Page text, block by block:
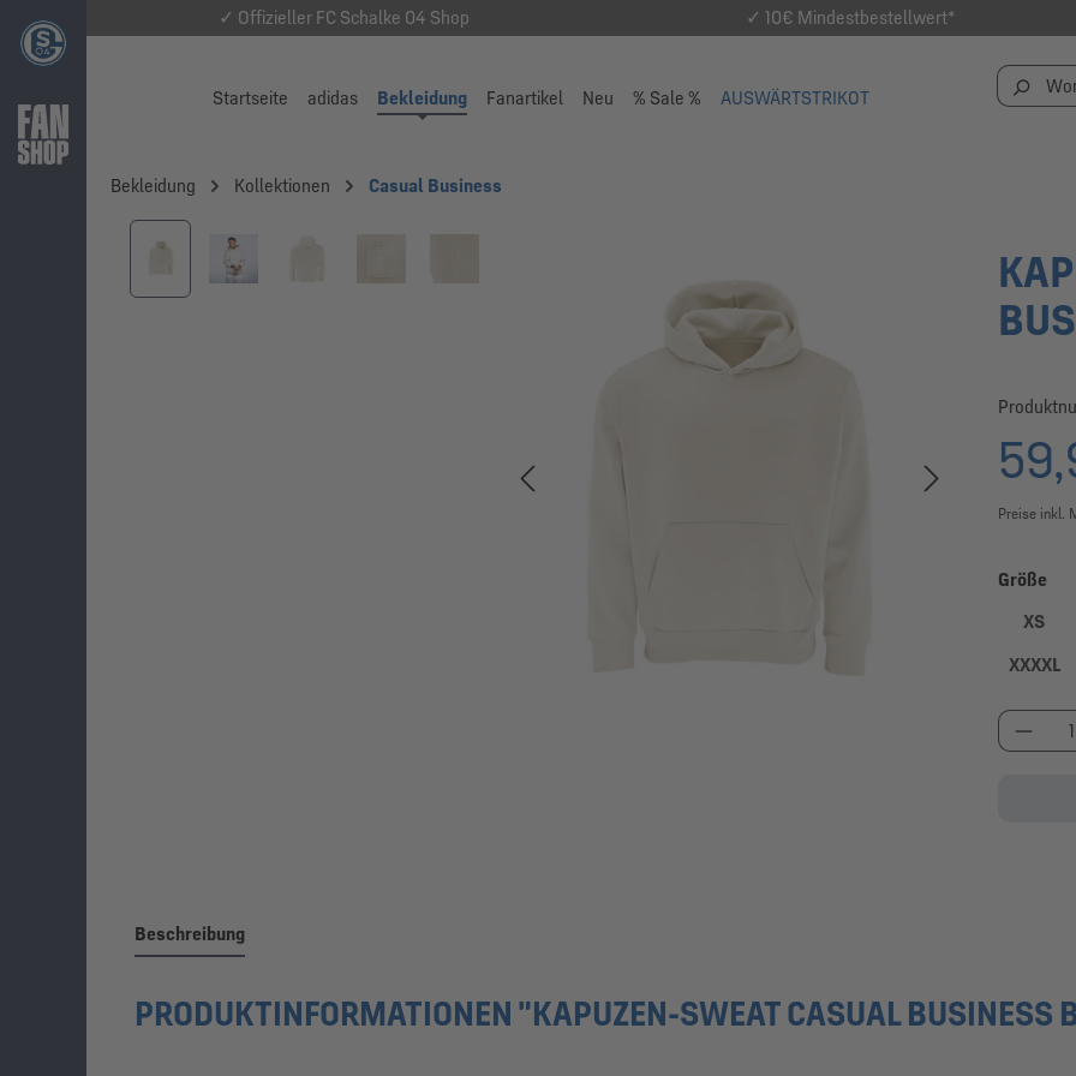
✓ Offizieller FC Schalke 04 Shop ✓ 10€ Mindestbestellwert*
Startseite adidas Bekleidung Fanartikel Neu % Sale % AUSWÄRTSTRIKOT
Bekleidung Kollektionen Casual Business
Bildergalerie überspringen
Preise inkl.
Größe
XS
XXXXL
Beschreibung
PRODUKTINFORMATIONEN "KAPUZEN-SWEAT CASUAL BUSINESS